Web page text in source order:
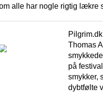
alle har nogle rigtig lækre
Thomas
på
smykker,
dybtfølte